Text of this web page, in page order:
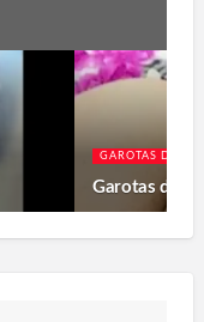
GAROTAS DE
Garotas de